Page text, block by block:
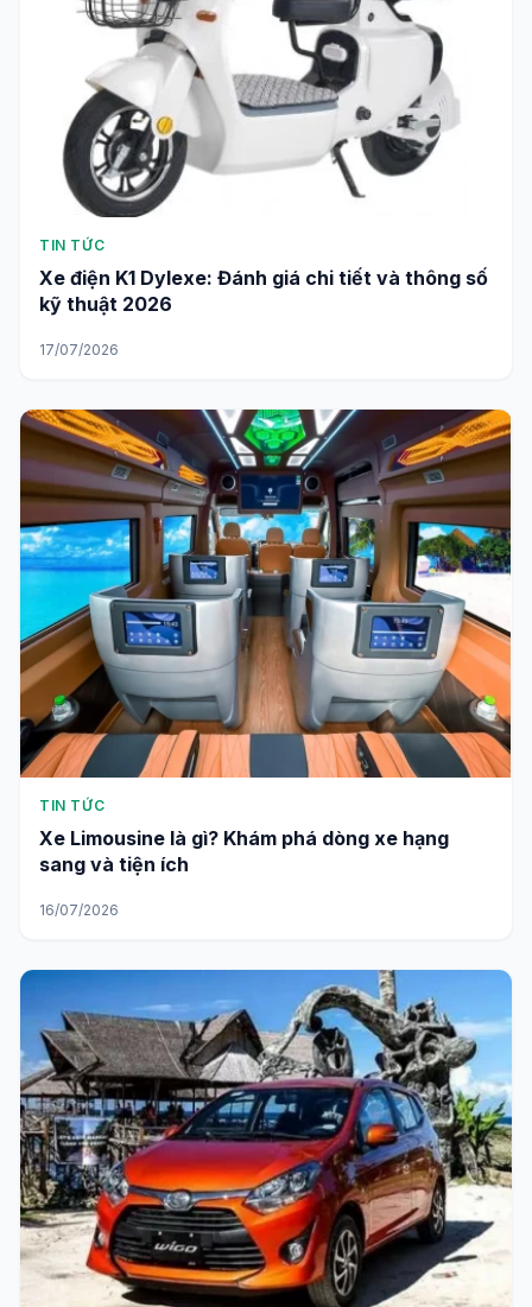
TIN TỨC
Xe điện K1 Dylexe: Đánh giá chi tiết và thông số
kỹ thuật 2026
17/07/2026
TIN TỨC
Xe Limousine là gì? Khám phá dòng xe hạng
sang và tiện ích
16/07/2026